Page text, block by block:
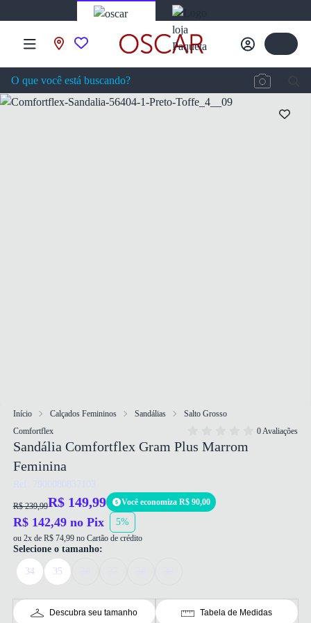
Início Calçados Femininos Sandálias
Salto Grosso
Comfortflex
0 Avaliações
Sandália Comfortflex Gram Plus Marrom
Feminina
Ref: 7900080837103
R$ 239,99R$ 149,99 Você economiza R$ 90,00
R$ 142,49 no Pix 5%
ou 2x de R$ 74,99 no Cartão de crédito
Selecione o tamanho:
34 35
Descubra seu tamanho Tabela de Medidas